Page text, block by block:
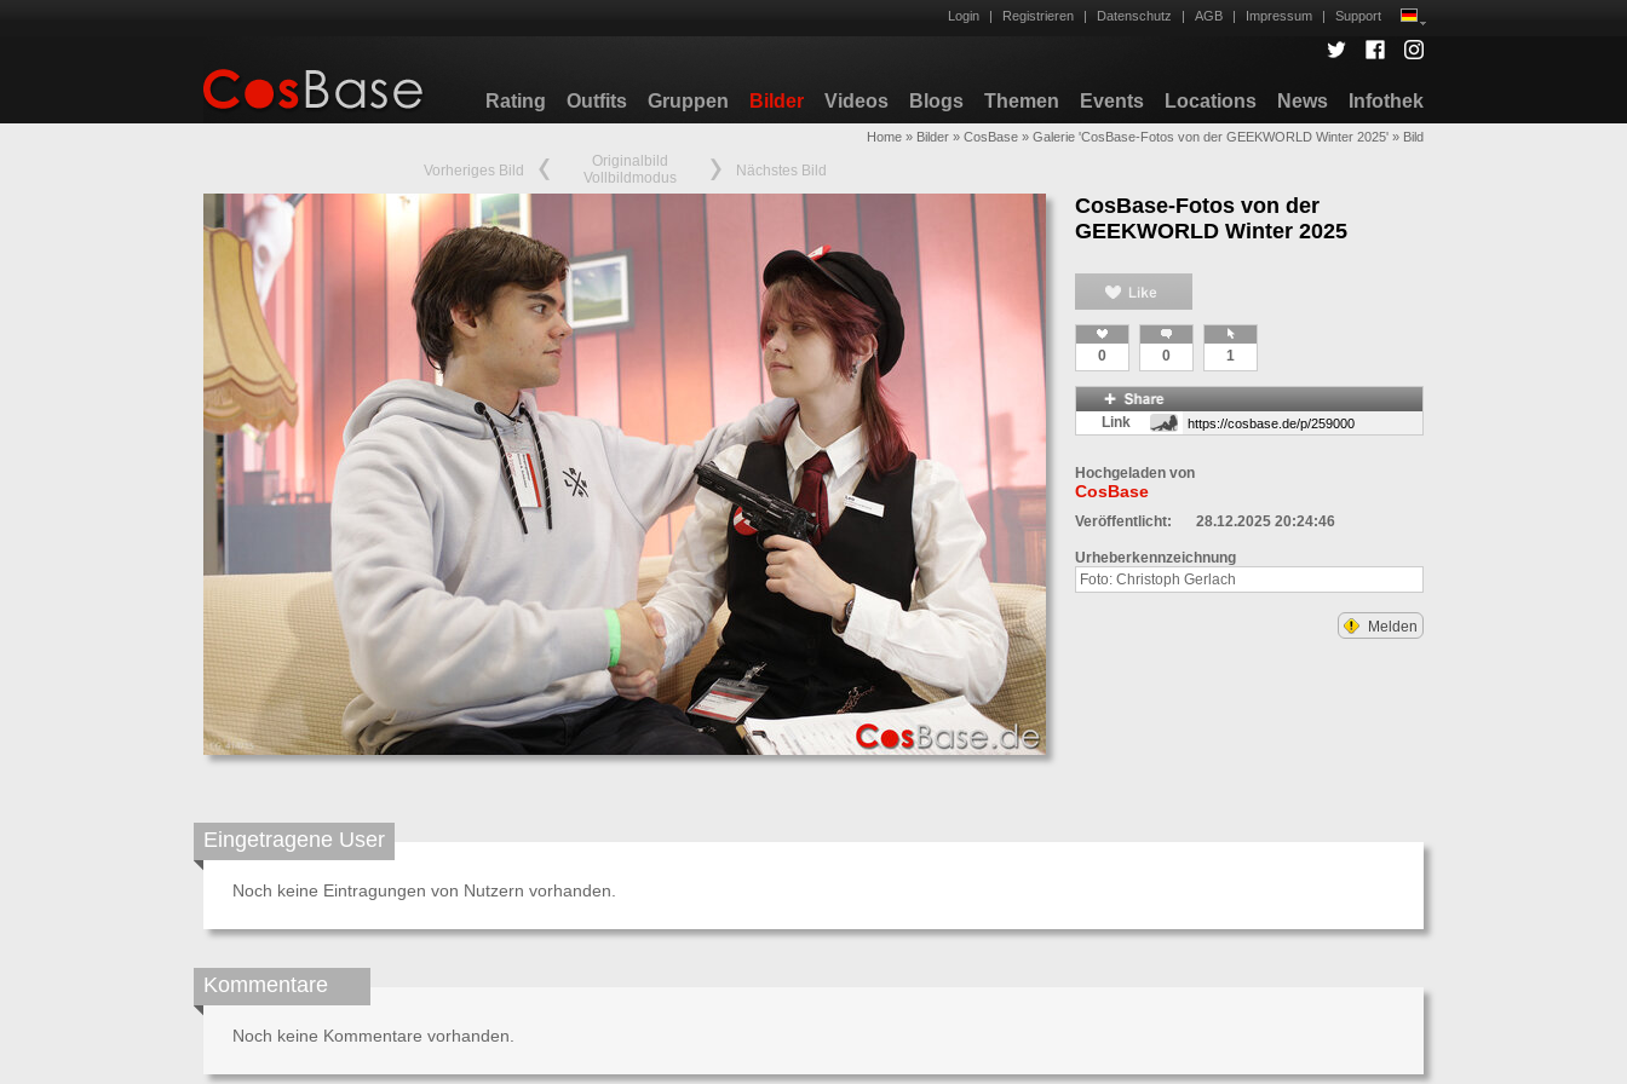
Login | Registrieren | Datenschutz | AGB | Impressum | Support
Rating Outfits Gruppen Bilder Videos Blogs Themen Events Locations News Infothek
Home » Bilder » CosBase » Galerie 'CosBase-Fotos von der GEEKWORLD Winter 2025' » Bild
CosBase-Fotos von der
GEEKWORLD Winter 2025
0 0 1
Link
Hochgeladen von
CosBase
Veröffentlicht: 28.12.2025 20:24:46
Urheberkennzeichnung
Foto: Christoph Gerlach
Melden
Vorheriges Bild
Originalbild
Vollbildmodus
Nächstes Bild
Eingetragene User
Noch keine Eintragungen von Nutzern vorhanden.
Kommentare
Noch keine Kommentare vorhanden.